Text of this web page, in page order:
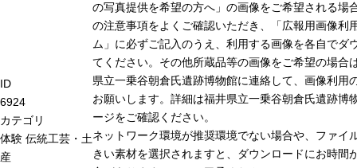
ID
6924
カテゴリ
体験 伝統工芸・土
産
の写真提供を希望の方へ」の画像をご希望される場
の注意事項をよくご確認いただき、「広報用画像利
ム」に必ずご記入のうえ、利用する画像を各自でダ
てください。その他所蔵品等の画像をご希望の場合
県立一乗谷朝倉氏遺跡博物館に連絡して、画像利用
お願いします。詳細は福井県立一乗谷朝倉氏遺跡博
ージをご確認ください。
ネットワーク環境が推奨環境でない場合や、ファイ
きい素材を選択されますと、ダウンロードにお時間